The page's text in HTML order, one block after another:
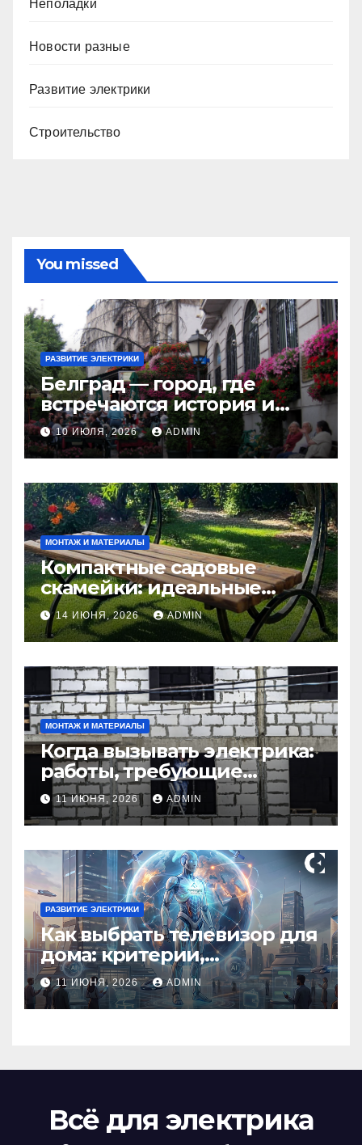
Неполадки
Новости разные
Развитие электрики
Строительство
You missed
РАЗВИТИЕ ЭЛЕКТРИКИ
Белград — город, где
встречаются история и
современность
10 ИЮЛЯ, 2026 ADMIN
МОНТАЖ И МАТЕРИАЛЫ
Компактные садовые
скамейки: идеальные
решения Madmetal.ru для
маленьких участков
14 ИЮНЯ, 2026 ADMIN
МОНТАЖ И МАТЕРИАЛЫ
Когда вызывать электрика:
работы, требующие
профессионала Электрик
круглосуточно
11 ИЮНЯ, 2026 ADMIN
РАЗВИТИЕ ЭЛЕКТРИКИ
Как выбрать телевизор для
дома: критерии,
технологии и советы
11 ИЮНЯ, 2026 ADMIN
Всё для электрика